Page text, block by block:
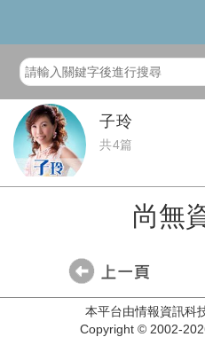
子玲
共4篇
尚無
本平台由情報資訊科
Copyright © 2002-